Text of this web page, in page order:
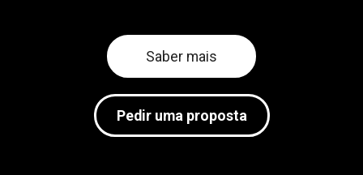
Saber mais
Pedir uma proposta